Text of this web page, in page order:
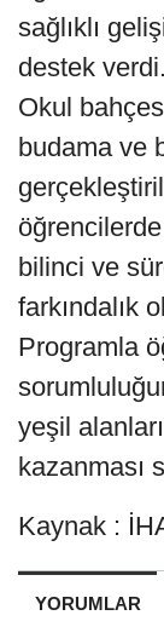
sağlıklı
destek verdi.
Okul
budama ve
bilinci ve
farkındalık
Programla
yeşil
kazanması
Kaynak :
YORUMLAR